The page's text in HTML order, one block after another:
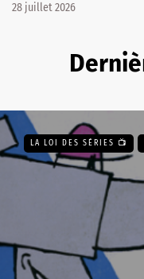
28 juillet 2026
LA LOI DES SÉRIES 📺